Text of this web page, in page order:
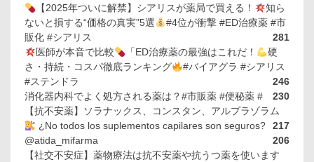
【2025年ついに解禁】シアリスが薬局で買える！
知ら
ないと損する“価格の真実”5選
#4位が衝撃 #ED治療薬 #市
販化 #シアリス
281
医師が本音で比較
「ED治療薬の最強はこれだ！
硬
さ・持続・コスパ徹底ランキング
#バイアグラ #シアリス
#ステンドラ
246
消化器内科でよく処方される薬は？#市販薬 #便秘薬 #
230
【抗不安薬】ソラナックス、コンスタン、アルプラゾラム
217
¿No todos los suplementos capilares son seguros?
@atida_mifarma
206
【社交不安症】薬物療法は抗不安薬や抗うつ薬を使います